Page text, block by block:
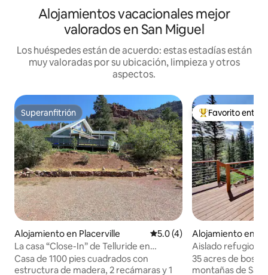
Alojamientos vacacionales mejor
valorados en San Miguel
Los huéspedes están de acuerdo: estas estadías están
muy valoradas por su ubicación, limpieza y otros
aspectos.
Superanfitrión
Superanfitrión
Alojamiento en Placerville Calificación promedio: 5.0
5.0 (4)
La casa “Close-In” de Telluride en
Canyon Country.
Casa de 1100 pies cuadrados con
estructura de madera, 2 recámaras y 1
Favorito entre
Favorito entre
Alojamiento en
Aislado refugio
cerca de Telluride
35 acres de
montañas de San Juan. Un